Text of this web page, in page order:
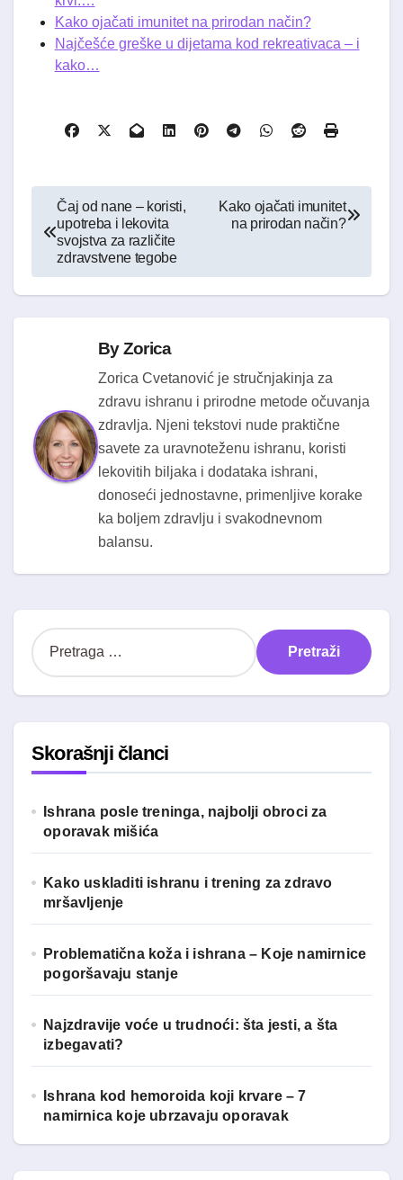
Kako ojačati imunitet na prirodan način?
Najčešće greške u dijetama kod rekreativaca – i
kako…
Kretanje
članka
Čaj od nane – koristi,
upotreba i lekovita
svojstva za različite
zdravstvene tegobe
Kako ojačati imunitet
na prirodan način?
ByZorica
Zorica Cvetanović je stručnjakinja za
zdravu ishranu i prirodne metode očuvanja
zdravlja. Njeni tekstovi nude praktične
savete za uravnoteženu ishranu, koristi
lekovitih biljaka i dodataka ishrani,
donoseći jednostavne, primenljive korake
ka boljem zdravlju i svakodnevnom
balansu.
P
r
t
g
a
a
Skorašnji članci
Ishrana posle treninga, najbolji obroci za
oporavak mišića
Kako uskladiti ishranu i trening za zdravo
mršavljenje
Problematična koža i ishrana – Koje namirnice
pogoršavaju stanje
Najzdravije voće u trudnoći: šta jesti, a šta
izbegavati?
Ishrana kod hemoroida koji krvare – 7
namirnica koje ubrzavaju oporavak